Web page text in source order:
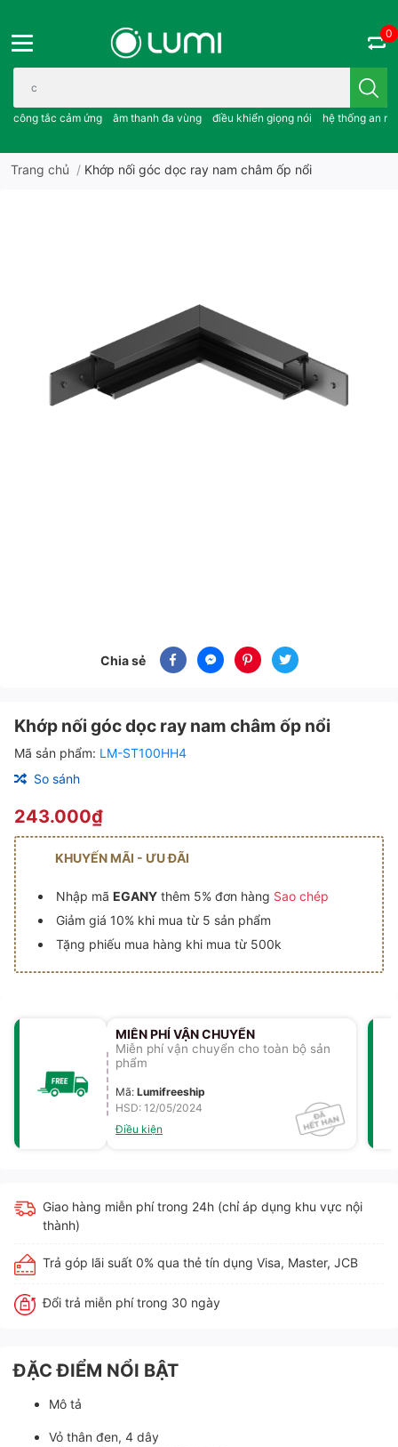
Bạn cần tìm gì..; công tắc cảm ứng..; âm thanh đa vùng ; điều
công tắc cảm ứng âm thanh đa vùng điều khiển giọng nói hệ thống an
0
Trang chủ / Khớp nối góc dọc ray nam châm ốp nổi
Chia sẻ
Khớp nối góc dọc ray nam châm ốp nổi
Mã sản phẩm: LM-ST100HH4
So sánh
243.000₫
KHUYẾN MÃI - ƯU ĐÃI
Nhập mã EGANYthêm 5% đơn hàng Sao chép
Giảm giá 10% khi mua từ 5 sản phẩm
Tặng phiếu mua hàng khi mua từ 500k
MIỄN PHÍ VẬN CHUYỂN
Miễn phí vận chuyển cho toàn bộ sản
phẩm
Mã: Lumifreeship
HSD: 12/05/2024
Điều kiện
Giao hàng miễn phí trong 24h (chỉ áp dụng khu vực nội
thành)
Trả góp lãi suất 0% qua thẻ tín dụng Visa, Master, JCB
Đổi trả miễn phí trong 30 ngày
ĐẶC ĐIỂM NỔI BẬT
Mô tả
Vỏ thân đen, 4 dây